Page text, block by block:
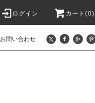
ログイン カート(0)
お問い合わせ